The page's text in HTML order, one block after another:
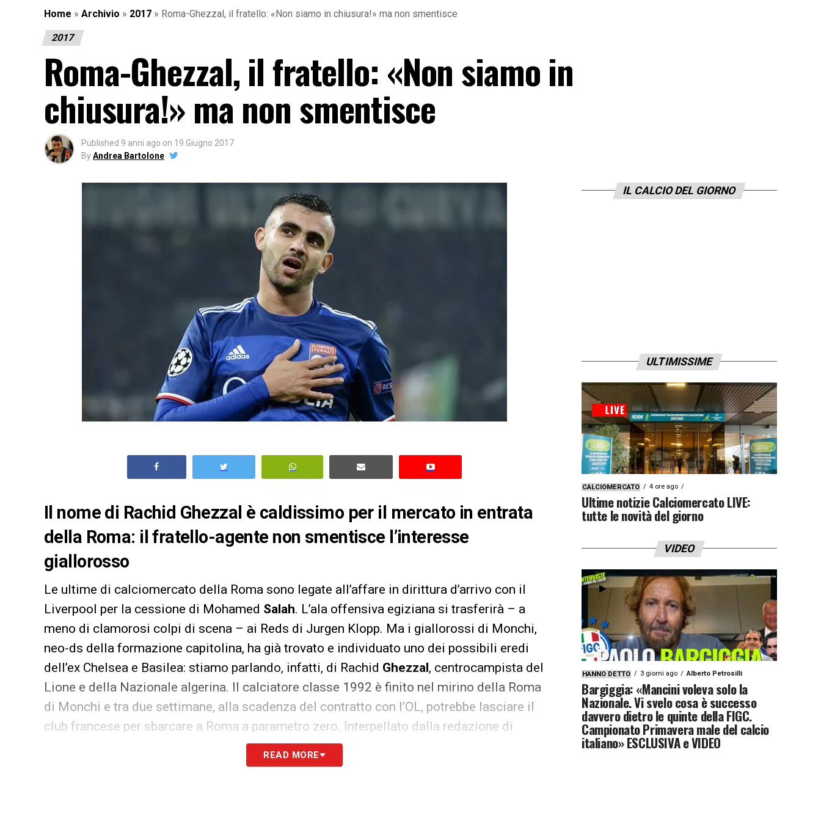
Home » Archivio » 2017 » Roma-Ghezzal, il fratello: «Non siamo in chiusura!» ma non smentisce
2017
Roma-Ghezzal, il fratello: «Non siamo in
chiusura!» ma non smentisce
Published 9 anni ago on 19 Giugno 2017
ByAndrea Bartolone
Il nome di Rachid Ghezzal è caldissimo per il mercato in entrata
della Roma: il fratello-agente non smentisce l’interesse
giallorosso
Le ultime di calciomercato della Roma sono legate all’affare in dirittura d’arrivo con il
Liverpool per la cessione di Mohamed Salah. L’ala offensiva egiziana si trasferirà – a
meno di clamorosi colpi di scena – ai Reds di Jurgen Klopp. Ma i giallorossi di Monchi,
neo-ds della formazione capitolina, ha già trovato e individuato uno dei possibili eredi
dell’ex Chelsea e Basilea: stiamo parlando, infatti, di Rachid Ghezzal, centrocampista del
Lione e della Nazionale algerina. Il calciatore classe 1992 è finito nel mirino della Roma
di Monchi e tra due settimane, alla scadenza del contratto con l’OL, potrebbe lasciare il
club francese per sbarcare a Roma a parametro zero. Interpellato dalla redazione di
durante Speciale Calciomercato, il fratello Abdelkader, ex calciatore di Serie
A che oggi fa parte dell’entourage che cura gli interessi di Rachid, ha rilasciato queste
READ MORE
IL CALCIO DEL GIORNO
ULTIMISSIME
CALCIOMERCATO 4 ore ago
Ultime notizie Calciomercato LIVE:
tutte le novità del giorno
VIDEO
HANNO DETTO 3 giorni ago Alberto Petrosilli
Bargiggia: «Mancini voleva solo la
Nazionale. Vi svelo cosa è successo
davvero dietro le quinte della FIGC.
Campionato Primavera male del calcio
italiano» ESCLUSIVA e VIDEO